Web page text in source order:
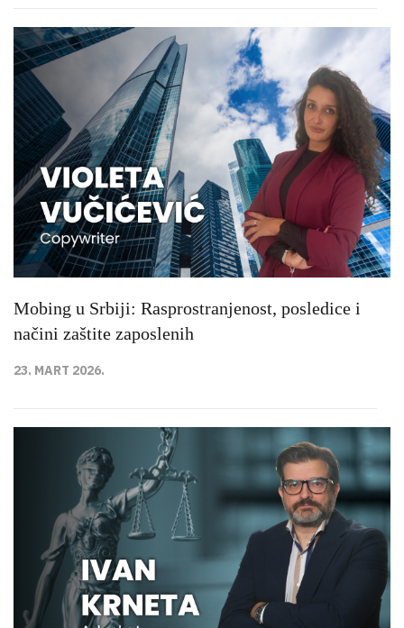
Mobing u Srbiji: Rasprostranjenost, posledice i
načini zaštite zaposlenih
23. MART 2026.